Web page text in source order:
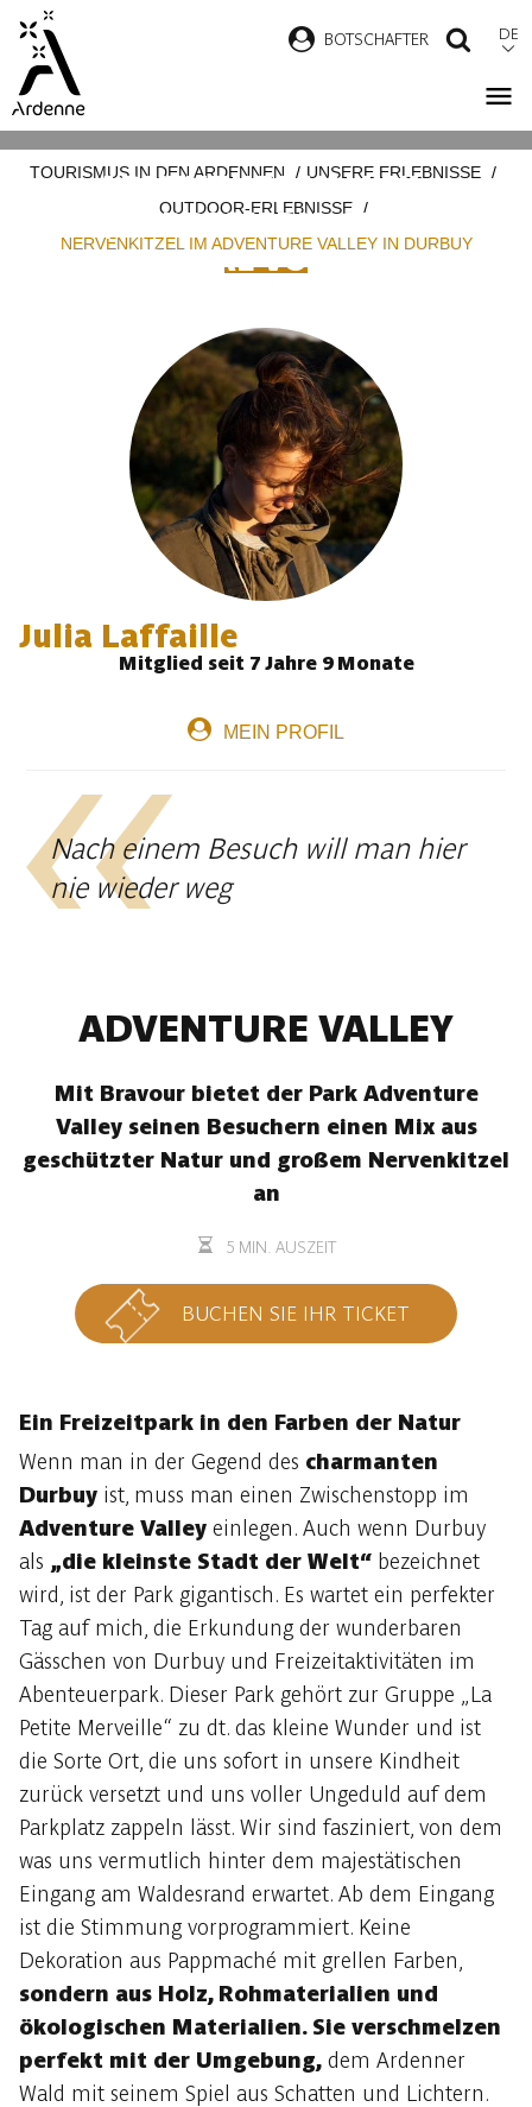
Direkt
zum
Inhalt
BOTSCHAFTER DE
ADVENTURE VALLEY:
SPASS, VERBESSERN, GENIESSEN, NO
CHMAL VON VORN!
Pfadnavigation
TOURISMUS IN DEN ARDENNEN
UNSERE ERLEBNISSE
OUTDOOR-ERLEBNISSE
NERVENKITZEL IM ADVENTURE VALLEY IN DURBUY
Julia Laffaille
Mitglied seit 7 Jahre 9 Monate
MEIN PROFIL
Nach einem Besuch will man hier
nie wieder weg
ADVENTURE VALLEY
Mit Bravour bietet der Park Adventure
Valley seinen Besuchern einen Mix aus
geschützter Natur und großem Nervenkitzel
an
5 MIN. AUSZEIT
BUCHEN SIE IHR TICKET
Ein Freizeitpark in den Farben der Natur
Wenn man in der Gegend des charmanten
Durbuy ist, muss man einen Zwischenstopp im
Adventure Valley einlegen. Auch wenn Durbuy
als „die kleinste Stadt der Welt“ bezeichnet
wird, ist der Park gigantisch. Es wartet ein perfekter
Tag auf mich, die Erkundung der wunderbaren
Gässchen von Durbuy und Freizeitaktivitäten im
Abenteuerpark. Dieser Park gehört zur Gruppe „La
Petite Merveille“ zu dt. das kleine Wunder und ist
die Sorte Ort, die uns sofort in unsere Kindheit
zurück versetzt und uns voller Ungeduld auf dem
Parkplatz zappeln lässt. Wir sind fasziniert, von dem
was uns vermutlich hinter dem majestätischen
Eingang am Waldesrand erwartet. Ab dem Eingang
ist die Stimmung vorprogrammiert. Keine
Dekoration aus Pappmaché mit grellen Farben,
sondern aus Holz, Rohmaterialien und
ökologischen Materialien. Sie verschmelzen
perfekt mit der Umgebung, dem Ardenner
Wald mit seinem Spiel aus Schatten und Lichtern.